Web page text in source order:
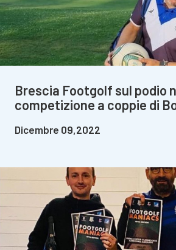
Brescia Footgolf sul podio
competizione a coppie di
Dicembre 09,2022